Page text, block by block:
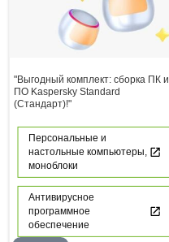
"Выгодный комплект: сборка ПК и
ПО Kaspersky Standard
(Стандарт)!"
Персональные и
настольные компьютеры,
моноблоки
Антивирусное
программное
обеспечение